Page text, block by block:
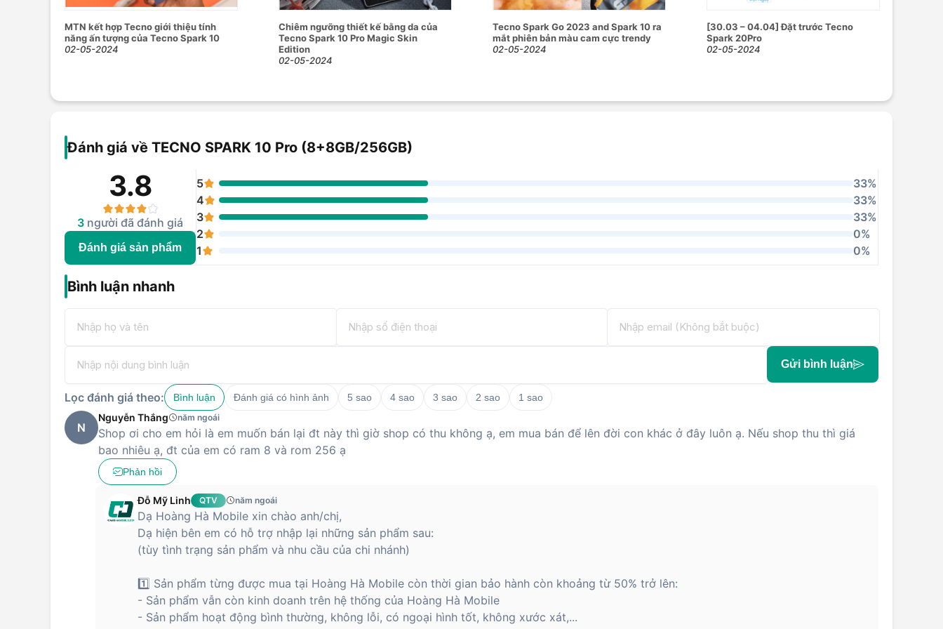
công việc mà không bị gián đoạn quá lâu.
Nhìn chung, điện thoại di động TECNO SPARK 10 Pro (8GB/256GB) đã thật sự làm rất tốt trong
tầm giá phải chăng. Điện thoại hứa hẹn sẽ được nhiều người đón nhận với những cải tiến mới mẻ
và thú vị. Bạn có thể tham khảo thêm thông tin và sở hữu chiếc điện thoại này tại Hoàng Hà
MTN kết hợp Tecno giới thiệu tính
năng ấn tượng của Tecno Spark 10
02-05-2024
Chiêm ngưỡng thiết kế bằng da của
Tecno Spark 10 Pro Magic Skin
Edition
02-05-2024
Tecno Spark Go 2023 and Spark 10 ra
mắt phiên bản màu cam cực trendy
02-05-2024
[30.03 – 04.04] Đặt trước Tecno
Spark 20Pro
02-05-2024
Đánh giá về TECNO SPARK 10 Pro (8+8GB/256GB)
3.8
3 người đã đánh giá
Đánh giá sản phẩm
5
33%
4
33%
3
33%
2
0%
1
0%
Bình luận nhanh
Gửi bình luận
Lọc đánh giá theo: Bình luận Đánh giá có hình ảnh 5 sao 4 sao 3 sao 2 sao 1 sao
N
Nguyễn Thắng năm ngoái
Shop ơi cho em hỏi là em muốn bán lại đt này thì giờ shop có thu không ạ, em mua bán để lên đời con khác ở đây luôn ạ. Nếu shop thu thì giá
bao nhiêu ạ, đt của em có ram 8 và rom 256 ạ
Phản hồi
Đỗ Mỹ Linh QTV năm ngoái
Dạ Hoàng Hà Mobile xin chào anh/chị,
Dạ hiện bên em có hỗ trợ nhập lại những sản phẩm sau:
(tùy tình trạng sản phẩm và nhu cầu của chi nhánh)
1️⃣ Sản phẩm từng được mua tại Hoàng Hà Mobile còn thời gian bảo hành còn khoảng từ 50% trở lên:
- Sản phẩm vẫn còn kinh doanh trên hệ thống của Hoàng Hà Mobile
- Sản phẩm hoạt động bình thường, không lỗi, có ngoại hình tốt, không xước xát,...